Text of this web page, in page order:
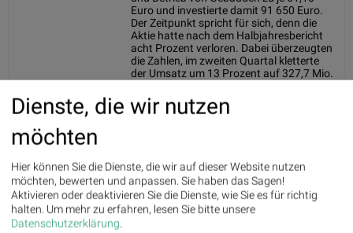
Euro und investierte damit 91 650 Euro.
Der Zeitpunkt spricht für sich, denn die
Aktie hatte nach dem Halbjahresbericht
acht Prozent verloren. Dabei überzeugten
die Zahlen, im zweiten Quartal kletterte
der Umsatz um 13 Prozent auf 327,7 Mio.
US-Anbieters HCSS den Ausblick. Solide
Zahlen, ein zukaufender Aufsichtsrat und
20.07.2026
StefanBodeFonds|
RELAXSTR
10-3-1% Relax-
Strategie-Aggro
Neueinstieg
Dienste, die wir nutzen
möchten
Hier können Sie die Dienste, die wir auf dieser Website nutzen
möchten, bewerten und anpassen. Sie haben das Sagen!
Aktivieren oder deaktivieren Sie die Dienste, wie Sie es für richtig
halten. Um mehr zu erfahren, lesen Sie bitte unsere
Datenschutzerklärung.